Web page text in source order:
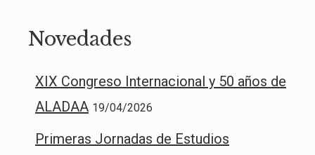
Novedades
XIX Congreso Internacional y 50 años de
ALADAA 19/04/2026
Primeras Jornadas de Estudios